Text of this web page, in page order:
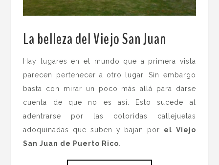
La belleza del Viejo San Juan
Hay lugares en el mundo que a primera vista
parecen pertenecer a otro lugar. Sin embargo
basta con mirar un poco más allá para darse
cuenta de que no es así. Esto sucede al
adentrarse por las coloridas callejuelas
adoquinadas que suben y bajan por el Viejo
San Juan de Puerto Rico